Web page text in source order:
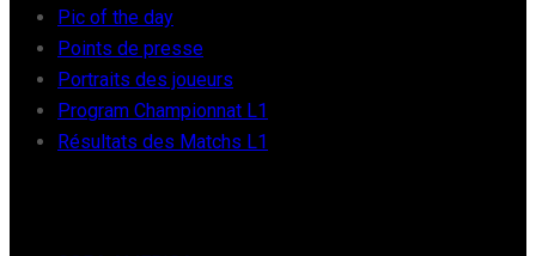
Pic of the day
Points de presse
Portraits des joueurs
Program Championnat L1
Résultats des Matchs L1